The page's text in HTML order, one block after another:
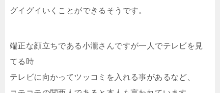
グイグイいくことができるそうです。
端正な顔立ちである小瀧さんですが一人でテレビを見
てる時
テレビに向かってツッコミを入れる事があるなど、